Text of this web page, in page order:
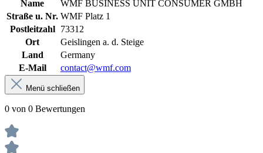
Name
WMF BUSINESS UNIT CONSUMER GMBH
Straße u. Nr. WMF Platz 1
Postleitzahl
73312
Ort
Geislingen a. d. Steige
Land
Germany
E-Mail
contact@wmf.com
Menü schließen
0 von 0 Bewertungen